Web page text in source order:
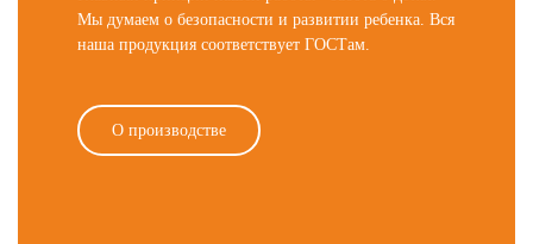
Мы думаем о безопасности и развитии ребенка. Вся
наша продукция соответствует ГОСТам.
О производстве